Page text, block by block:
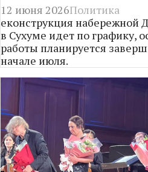
12 июня 2026Политика
еконструкция набережной
в Сухуме идет по графику,
работы планируется
начале июля.